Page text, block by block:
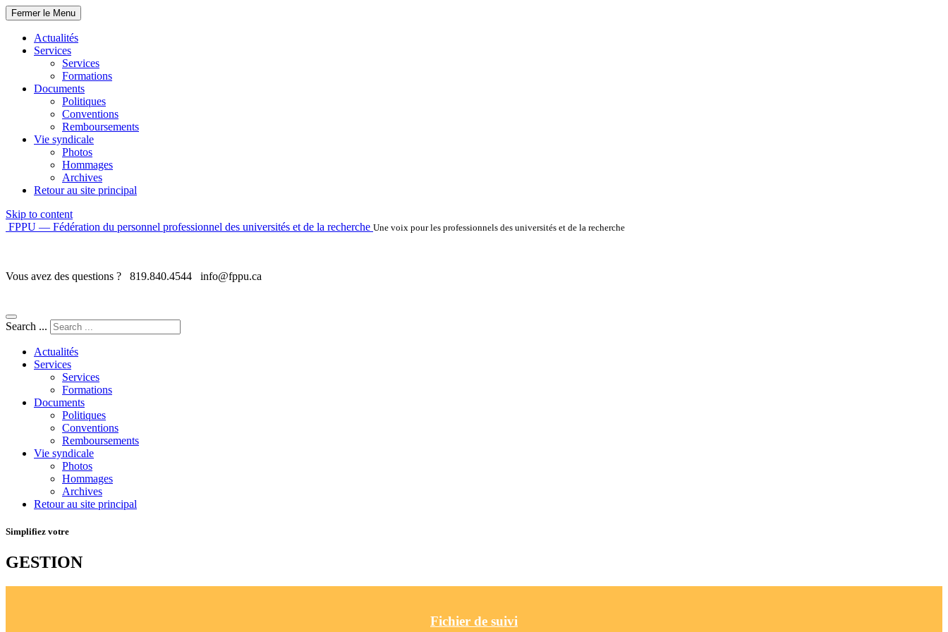
Fermer le Menu
Actualités
Services
Services
Formations
Documents
Politiques
Conventions
Remboursements
Vie syndicale
Photos
Hommages
Archives
Retour au site principal
Skip to content
FPPU — Fédération du personnel professionnel des universités et de la recherche Une voix pour les professionnels des universités et de la recherche
Vous avez des questions ? 819.840.4544 info@fppu.ca
Search ...
Actualités
Services
Services
Formations
Documents
Politiques
Conventions
Remboursements
Vie syndicale
Photos
Hommages
Archives
Retour au site principal
Simplifiez votre
GESTION
Fichier de suivi